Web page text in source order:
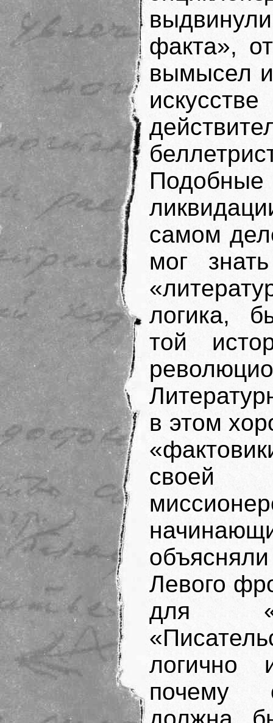
факта»,
вымысел
Подобные
самом
мог
логика,
той
в этом
своей
Левого
для
логично
почему